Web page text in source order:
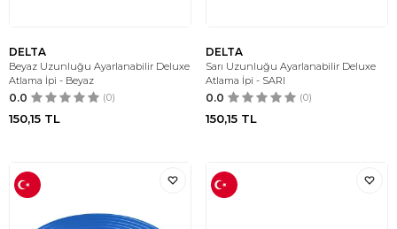
DELTA
Beyaz Uzunluğu Ayarlanabilir Deluxe
Atlama İpi - Beyaz
0.0 (0)
150,15 TL
DELTA
Sarı Uzunluğu Ayarlanabilir Deluxe
Atlama İpi - SARI
0.0 (0)
150,15 TL